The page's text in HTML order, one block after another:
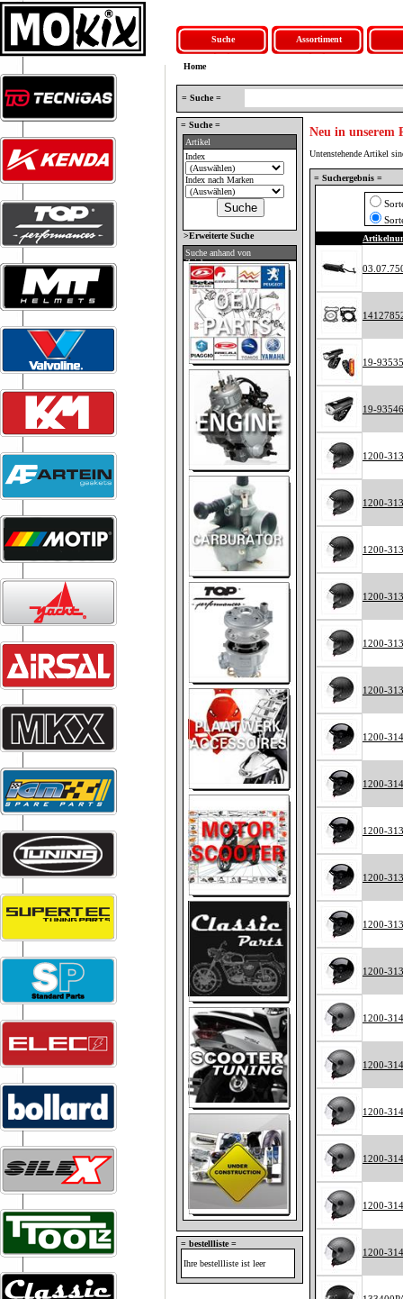
Suche Assortiment
Home
= Suche =
= Suche =
Artikel
Index
Index nach Marken
>Erweiterte Suche
Suche anhand von
Zeichnungen
= bestellliste =
Ihre bestellliste ist leer
Neu in unserem
Untenstehende Artikel
= Suchergebnis =
19-93535
19-93546
1200-
1200-
1200-
1200-
1200-
1200-
1200-
1200-
1200-
1200-
1200-
1200-
1200-
1200-
1200-
1200-
1200-
1200-